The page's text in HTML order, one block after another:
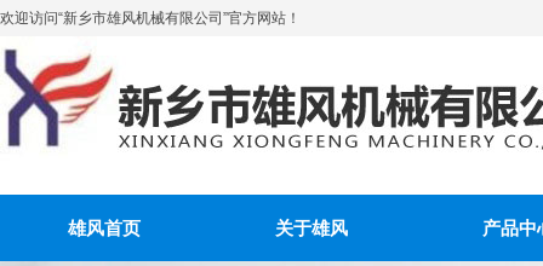
欢迎访问“新乡市雄风机械有限公司”官方网站！
雄风首页 关于雄风 产品中